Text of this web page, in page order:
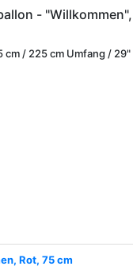
-
cm / 225 cm Umfang / 29"
Rot, 75 cm